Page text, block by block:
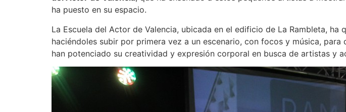
ha puesto en su espacio.
La Escuela del Actor de Valencia, ubicada en el edificio de La Rambleta,
haciéndoles subir por primera vez a un escenario, con focos y música,
han potenciado su creatividad y expresión corporal en busca de artistas y